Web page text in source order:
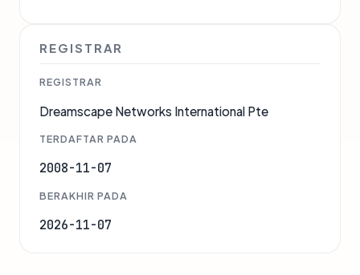
REGISTRAR
REGISTRAR
Dreamscape Networks International Pte
TERDAFTAR PADA
2008-11-07
BERAKHIR PADA
2026-11-07